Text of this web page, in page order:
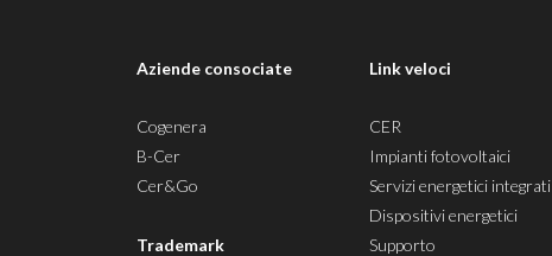
Aziende consociate
Cogenera
B-Cer
Cer&Go
Trademark
Link veloci
CER
Impianti fotovoltaici
Servizi energetici integrati
Dispositivi energetici
Supporto